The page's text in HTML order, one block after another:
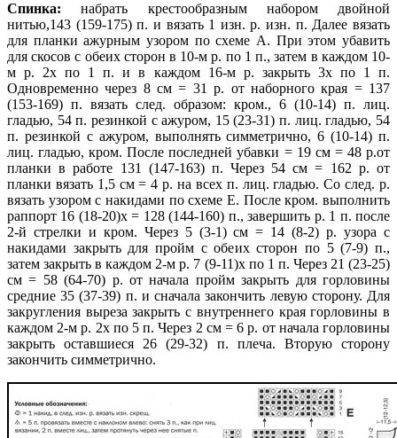
Спинка: набрать крестообразным набором двойной
нитью,143 (159-175) п. и вязать 1 изн. р. изн. п. Далее вязать
для планки ажурным узором по схеме А. При этом убавить
для скосов с обеих сторон в 10-м р. по 1 п., затем в каждом 10-
м р. 2х по 1 п. и в каждом 16-м р. закрыть 3х по 1 п.
Одновременно через 8 см = 31 р. от наборного края = 137
(153-169) п. вязать след. образом: кром., 6 (10-14) п. лиц.
гладью, 54 п. резинкой с ажуром, 15 (23-31) п. лиц. гладью, 54
п. резинкой с ажуром, выполнять симметрично, 6 (10-14) п.
лиц. гладью, кром. После последней убавки = 19 см = 48 р.от
планки в работе 131 (147-163) п. Через 54 см = 162 р. от
планки вязать 1,5 см = 4 р. на всех п. лиц. гладью. Со след. р.
вязать узором с накидами по схеме Е. После кром. выполнить
раппорт 16 (18-20)х = 128 (144-160) п., завершить р. 1 п. после
2-й стрелки и кром. Через 5 (3-1) см = 14 (8-2) р. узора с
накидами закрыть для пройм с обеих сторон по 5 (7-9) п.,
затем закрыть в каждом 2-м р. 7 (9-11)х по 1 п. Через 21 (23-25)
см = 58 (64-70) р. от начала пройм закрыть для горловины
средние 35 (37-39) п. и сначала закончить левую сторону. Для
закругления выреза закрыть с внутреннего края горловины в
каждом 2-м р. 2х по 5 п. Через 2 см = 6 р. от начала горловины
закрыть оставшиеся 26 (29-32) п. плеча. Вторую сторону
закончить симметрично.